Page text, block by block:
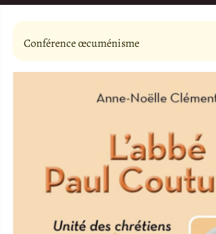
Conférence œcuménisme